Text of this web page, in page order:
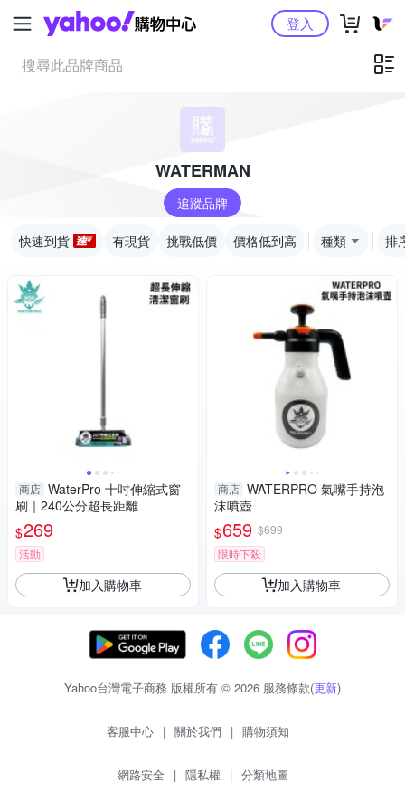
Yahoo購物中心登入
WATERMAN
追蹤品牌
快速到貨 有現貨 挑戰低價 價格低到高 種類 排
商店 WaterPro 十吋伸縮式窗
刷｜240公分超長距離
$269
活動
加入購物車
商店 WATERPRO 氣嘴手持泡
沫噴壺
$659 $699
限時下殺
加入購物車
Yahoo台灣電子商務 版權所有 © 2026 服務條款(更新)
客服中心 | 關於我們 | 購物須知
網路安全 | 隱私權 | 分類地圖